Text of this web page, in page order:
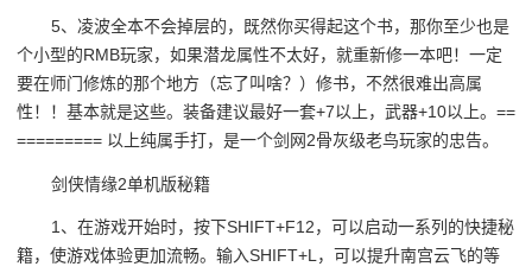
5、凌波全本不会掉层的，既然你买得起这个书，那你至少也是
个小型的RMB玩家，如果潜龙属性不太好，就重新修一本吧！一定
要在师门修炼的那个地方（忘了叫啥？）修书，不然很难出高属
性！！基本就是这些。装备建议最好一套+7以上，武器+10以上。==
========= 以上纯属手打，是一个剑网2骨灰级老鸟玩家的忠告。
剑侠情缘2单机版秘籍
1、在游戏开始时，按下SHIFT+F12，可以启动一系列的快捷秘
籍，使游戏体验更加流畅。输入SHIFT+L，可以提升南宫云飞的等